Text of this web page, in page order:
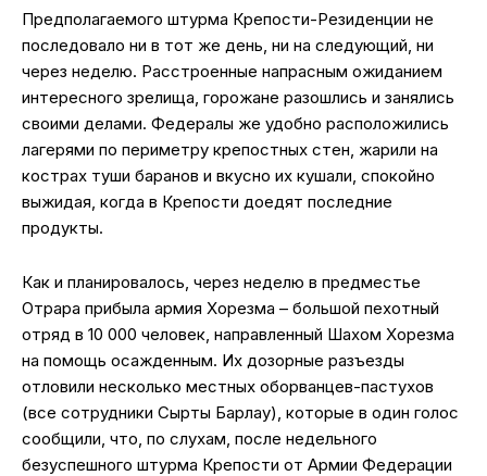
Предполагаемого штурма Крепости-Резиденции не
последовало ни в тот же день, ни на следующий, ни
через неделю. Расстроенные напрасным ожиданием
интересного зрелища, горожане разошлись и занялись
своими делами. Федералы же удобно расположились
лагерями по периметру крепостных стен, жарили на
кострах туши баранов и вкусно их кушали, спокойно
выжидая, когда в Крепости доедят последние
продукты.
Как и планировалось, через неделю в предместье
Отрара прибыла армия Хорезма – большой пехотный
отряд в 10 000 человек, направленный Шахом Хорезма
на помощь осажденным. Их дозорные разъезды
отловили несколько местных оборванцев-пастухов
(все сотрудники Сыртқы Барлау), которые в один голос
сообщили, что, по слухам, после недельного
безуспешного штурма Крепости от Армии Федерации